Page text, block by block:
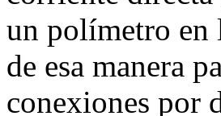
un polímetro en
de esa manera
conexiones por